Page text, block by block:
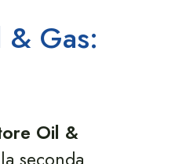
Gas:
Oil &